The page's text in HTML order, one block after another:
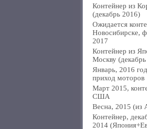
Контейнер из
(декабрь 2016)
Ожидается
Новосибирске,
2017
Контейнер из
Москву
Январь, 2016
приход моторов
Март 2015,
США
Весна, 2015 (из
Контейнер,
2014